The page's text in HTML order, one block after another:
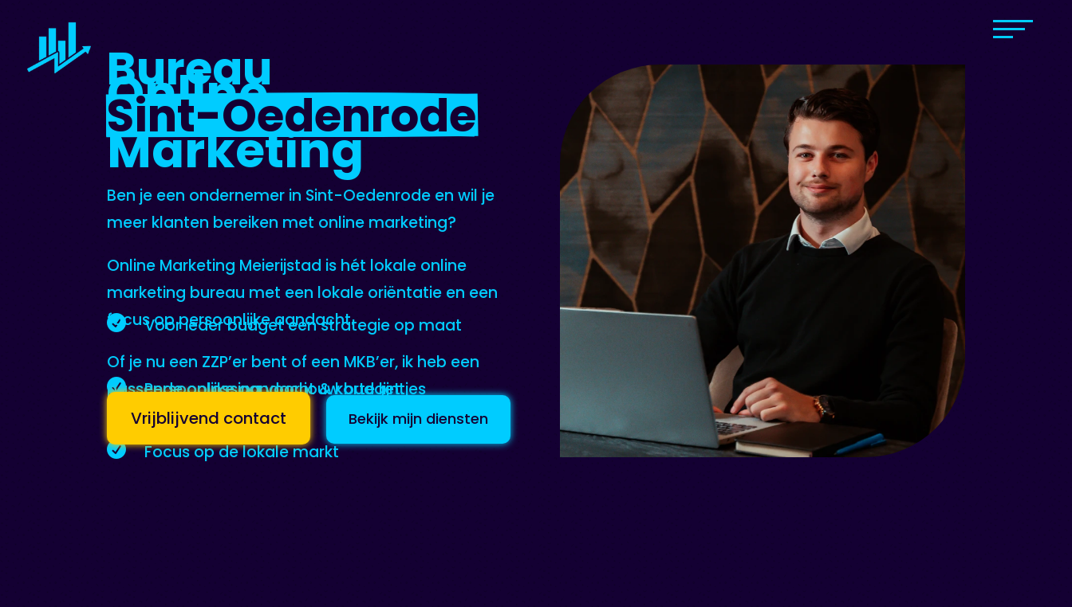
Online
Marketing
Bureau
Sint-Oedenrode
Ben je een ondernemer in Sint-Oedenrode en wil je
meer klanten bereiken met online marketing?
Online Marketing Meierijstad is hét lokale online
marketing bureau met een lokale oriëntatie en een
focus op persoonlijke aandacht.
Of je nu een ZZP’er bent of een MKB’er, ik heb een
passende oplossing voor jouw budget.
 Focus op de lokale markt
 Persoonlijke aandacht & korte lijntjes
 Voor ieder budget een strategie op maat
Vrijblijvend contact Bekijk mijn diensten